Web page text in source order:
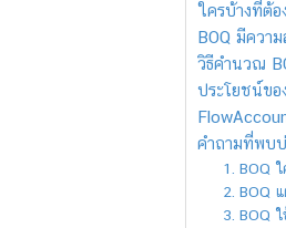
ใครบ้างที่ต้อ
BOQ มีควา
วิธีคำนวณ
ประโยชน์ขอ
คำถามที่พบ
1. BOQ
2. BOQ
3. BOQ